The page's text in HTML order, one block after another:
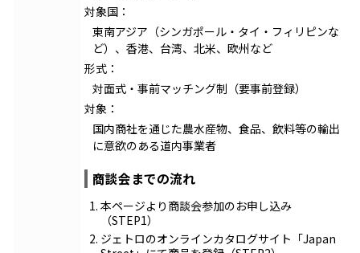
対象国：
東南アジア（シンガポール・タイ・フィリピンな
ど）、香港、台湾、北米、欧州など
形式：
対面式・事前マッチング制（要事前登録）
対象：
国内商社を通じた農水産物、食品、飲料等の輸出
に意欲のある道内事業者
商談会までの流れ
本ページより商談会参加のお申し込み
（STEP1）
ジェトロのオンラインカタログサイト「Japan